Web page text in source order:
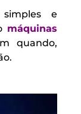
e
máquinas
quando,